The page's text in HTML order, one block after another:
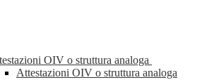
OIV o struttura analoga
Attestazioni OIV o struttura analoga